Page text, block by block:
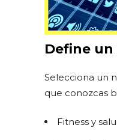
Define
Selecciona un
que conozcas
Fitness y